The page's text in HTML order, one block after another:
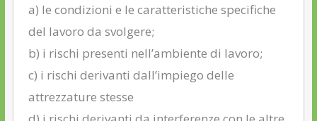
a) le condizioni e le caratteristiche specifiche
del lavoro da svolgere;
b) i rischi presenti nell’ambiente di lavoro;
c) i rischi derivanti dall’impiego delle
attrezzature stesse